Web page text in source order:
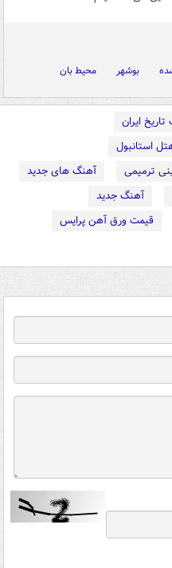
بوشهر محیط بان
ایران
استانبول
ترمیمی
آهنگ های جدید
آهنگ جدید
قیمت ورق آهن پرایس